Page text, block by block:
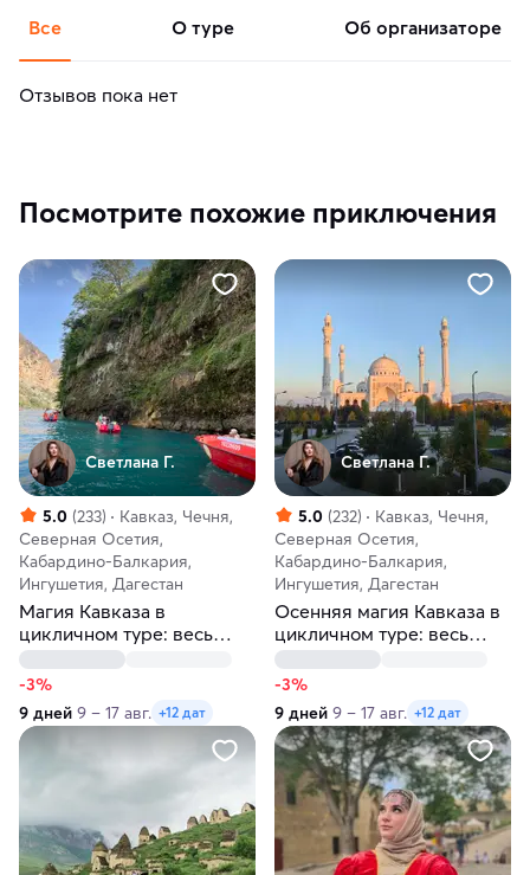
Все о туре об организаторе
Отзывов пока нет
Посмотрите похожие приключения
Светлана Г.
5.0 (233)
Кавказ, Чечня,
Северная Осетия,
Кабардино-Балкария,
Ингушетия, Дагестан
Магия Кавказа в
цикличном туре: весь
север — одно
путешествие
-3%
9 дней 9 – 17 авг. +12 дат
Светлана Г.
5.0 (232)
Кавказ, Чечня,
Северная Осетия,
Кабардино-Балкария,
Ингушетия, Дагестан
Осенняя магия Кавказа в
цикличном туре: весь
север — одно
путешествие
-3%
9 дней 9 – 17 авг. +12 дат